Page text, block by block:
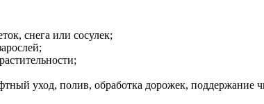
снега или сосулек;
уход, полив, обработка дорожек, поддержание